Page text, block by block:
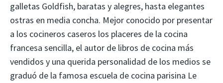
galletas Goldfish, baratas y alegres, hasta elegantes
ostras en media concha. Mejor conocido por presentar
a los cocineros caseros los placeres de la cocina
francesa sencilla, el autor de libros de cocina más
vendidos y una querida personalidad de los medios se
graduó de la famosa escuela de cocina parisina Le